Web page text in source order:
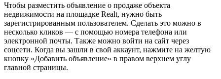
Чтобы разместить объявление о продаже объекта
недвижимости на площадке Realt, нужно быть
зарегистрированным пользователем. Сделать это можно в
несколько кликов — с помощью номера телефона или
электронной почты. Также можно войти на сайт через
соцсети. Когда вы зашли в свой аккаунт, нажмите на желтую
кнопку «Добавить объявление» в правом верхнем углу
главной страницы.